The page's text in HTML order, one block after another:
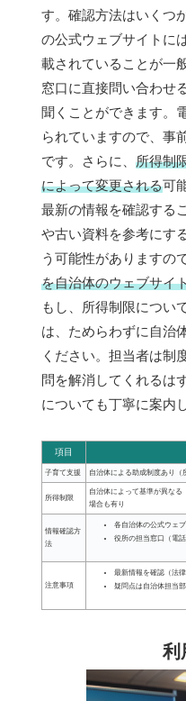
す。確認方法はいくつ
の公式ウェブサイトに
載されていることが一
窓口に直接問い合わせ
聞くことができます。
られていますので、事
です。さらに、 所得制
によって変更される可
最新の情報を確認する
や古い資料を参考にす
う可能性がありますの
を自治体のウェブサイ
もし、所得制限につい
は、ためらわずに自治
ください。担当者は制
問を解消してくれるは
についても丁寧に案内
項目
子育て支援 自治体による助成制度あり（
所得制限
自治体によって基準が異なる
場合も有り
情報確認方
法
各自治体の公式ウェブ
役所の担当窓口（電話
注意事項
最新情報を確認（法
疑問点は自治体担当
利